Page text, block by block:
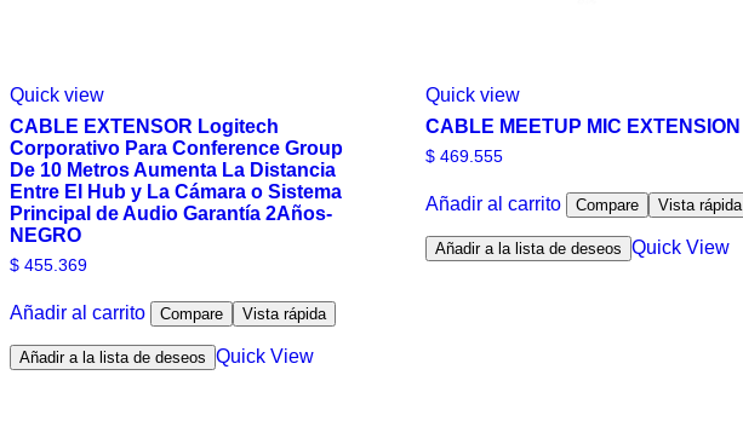
Quick view
CABLE EXTENSOR Logitech
Corporativo Para Conference Group
De 10 Metros Aumenta La Distancia
Entre El Hub y La Cámara o Sistema
Principal de Audio Garantía 2Años-
NEGRO
$ 455.369
Añadir al carrito Compare Vista rápida
Añadir a la lista de deseos Quick View
Quick view
CABLE MEETUP MIC EXTENSION
$ 469.555
Añadir al carrito Compare Vista rápida
Añadir a la lista de deseos Quick View